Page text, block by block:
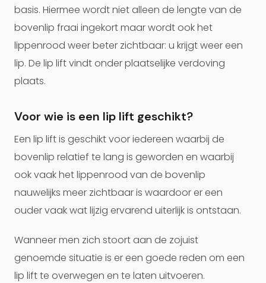
basis. Hiermee wordt niet alleen de lengte van de
bovenlip fraai ingekort maar wordt ook het
lippenrood weer beter zichtbaar: u krijgt weer een
lip. De lip lift vindt onder plaatselijke verdoving
plaats.
Voor wie is een lip lift geschikt?
Een lip lift is geschikt voor iedereen waarbij de
bovenlip relatief te lang is geworden en waarbij
ook vaak het lippenrood van de bovenlip
nauwelijks meer zichtbaar is waardoor er een
ouder vaak wat lijzig ervarend uiterlijk is ontstaan.
Wanneer men zich stoort aan de zojuist
genoemde situatie is er een goede reden om een
lip lift te overwegen en te laten uitvoeren.